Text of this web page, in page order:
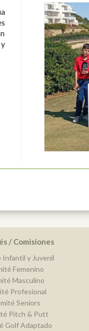
/ Comisiones
Infantil y Juvenil
Femenino
Masculino
Profesional
Seniors
Pitch & Putt
Golf Adaptado